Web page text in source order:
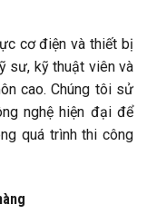
cơ điện và thiết bị
sư, kỹ thuật viên và
cao. Chúng tôi sử
nghệ hiện đại để
quá trình thi công